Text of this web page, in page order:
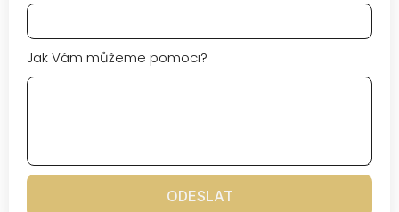
Jak Vám můžeme pomoci?
ODESLAT